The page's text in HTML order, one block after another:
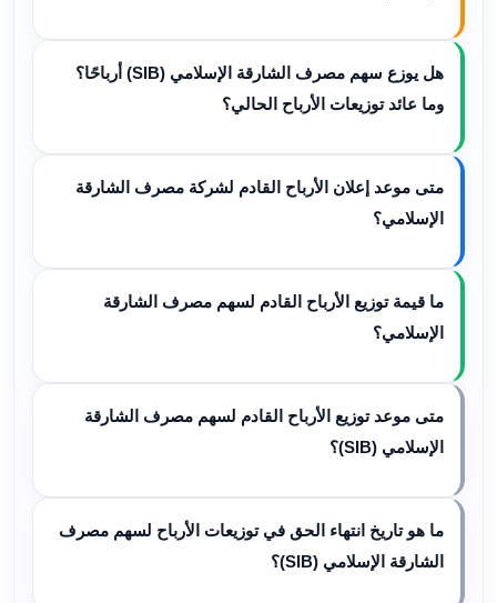
هل يوزع سهم مصرف الشارقة الإسلامي (SIB) أرباحًا؟
وما عائد توزيعات الأرباح الحالي؟
متى موعد إعلان الأرباح القادم لشركة مصرف الشارقة
الإسلامي؟
ما قيمة توزيع الأرباح القادم لسهم مصرف الشارقة
الإسلامي؟
متى موعد توزيع الأرباح القادم لسهم مصرف الشارقة
الإسلامي (SIB)؟
ما هو تاريخ انتهاء الحق في توزيعات الأرباح لسهم مصرف
الشارقة الإسلامي (SIB)؟